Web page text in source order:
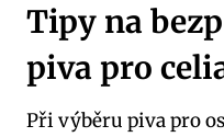
Tipy na
piva pro
Při výběru piva pro